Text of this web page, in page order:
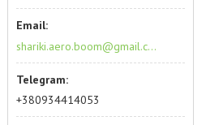
shariki.aero.boom@gmail.com
+380934414053